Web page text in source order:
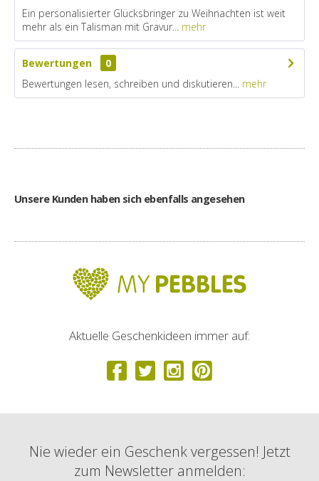
Ein personalisierter Glücksbringer zu Weihnachten ist weit
mehr als ein Talisman mit Gravur... mehr
Bewertungen
0
Bewertungen lesen, schreiben und diskutieren... mehr
Unsere Kunden haben sich ebenfalls angesehen
Aktuelle Geschenkideen immer auf:
Nie wieder ein Geschenk vergessen! Jetzt
zum Newsletter anmelden: